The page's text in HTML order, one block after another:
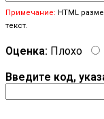
Примечание: HTML
текст.
Оценка: Плохо
Введите код,